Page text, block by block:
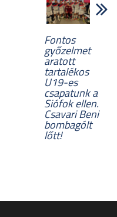
Fontos
győzelmet
aratott
tartalékos
U19-es
csapatunk a
Siófok ellen.
Csavari Beni
bombagólt
lőtt!